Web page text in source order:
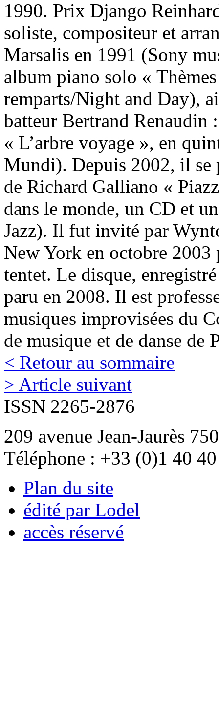
1990. Prix Django
soliste, compositeur et
Marsalis en 1991 (Sony
album piano solo «
remparts/Night and Day),
batteur Bertrand
« L’arbre voyage », en
Mundi). Depuis 2002, il se
de Richard Galliano «
dans le monde, un CD et
Jazz). Il fut invité par
New York en octobre
tentet. Le disque,
paru en 2008. Il est
musiques improvisées du
de musique et de danse de
< Retour au sommaire
> Article suivant
ISSN 2265-2876
209 avenue Jean-Jaurès
Téléphone : +33 (0)1 40
Plan du site
édité par Lodel
accès réservé